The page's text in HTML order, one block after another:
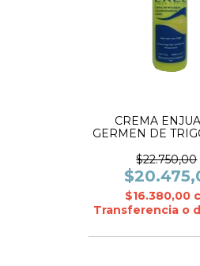
CREMA
GERMEN DE
$22.750,00
$16.380,00
Transferencia o